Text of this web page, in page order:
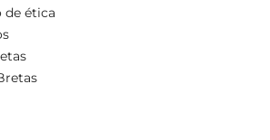
de ética